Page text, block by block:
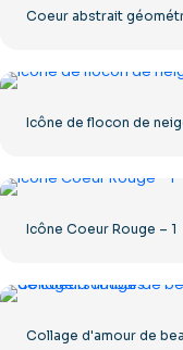
Icône Coeur Rouge – 1